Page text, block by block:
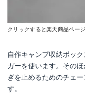
クリックすると楽天商品ペー
自作キャンプ収納ボッ
ガーを使います。その
ぎを止めるためのチェ
す。